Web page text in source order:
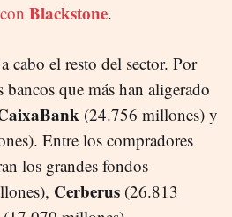
Blackstone.
cabo el resto del sector. Por
que más han aligerado
(24.756 millones) y
Entre los compradores
los grandes fondos
Cerberus (26.813